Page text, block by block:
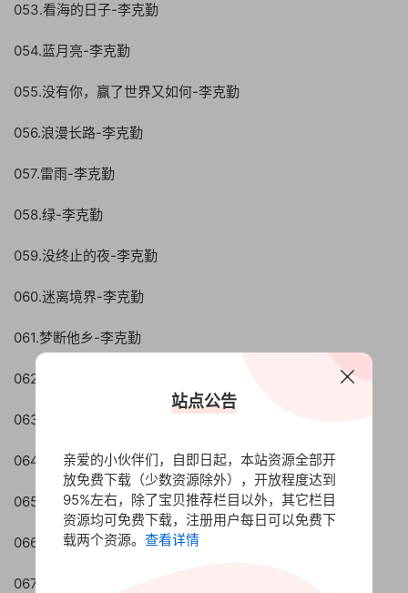
053.看海的日子-李克勤
054.蓝月亮-李克勤
055.没有你，赢了世界又如何-李克勤
056.浪漫长路-李克勤
057.雷雨-李克勤
058.绿-李克勤
059.没终止的夜-李克勤
060.迷离境界-李克勤
061.梦断他乡-李克勤
062.命运符号-李克勤
063.男人的重罪-李克勤
064.你是我的太阳-李克勤
065.破晓时分-李克勤
066.前后脚-李克勤
067.破晓时份-李克勤
站点公告
亲爱的小伙伴们，自即日起，本站资源全部开
放免费下载（少数资源除外），开放程度达到
95%左右，除了宝贝推荐栏目以外，其它栏目
资源均可免费下载，注册用户每日可以免费下
载两个资源。 查看详情